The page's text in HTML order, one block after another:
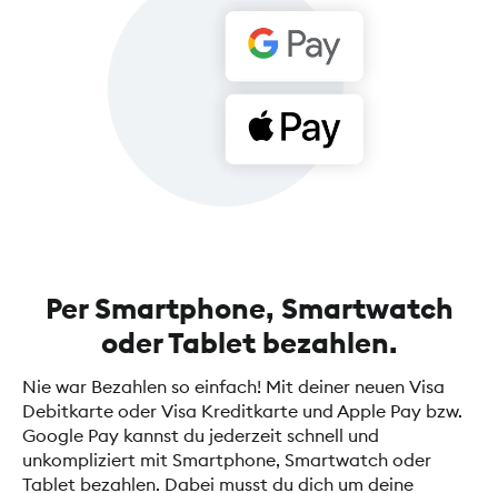
Per Smartphone, Smartwatch
oder Tablet bezahlen.
Nie war Bezahlen so einfach! Mit deiner neuen Visa
Debitkarte oder Visa Kreditkarte und Apple Pay bzw.
Google Pay kannst du jederzeit schnell und
unkompliziert mit Smartphone, Smartwatch oder
Tablet bezahlen. Dabei musst du dich um deine